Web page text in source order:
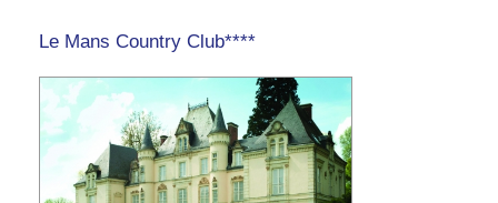
Le Mans Country Club****